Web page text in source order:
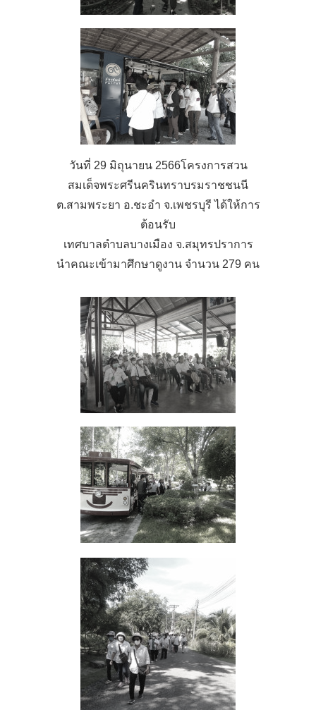
วันที่ 29 มิถุนายน 2566โครงการสวน
สมเด็จพระศรีนครินทราบรมราชชนนี
ต.สามพระยา อ.ชะอำ จ.เพชรบุรี ได้ให้การ
ต้อนรับ
เทศบาลตำบลบางเมือง จ.สมุทรปราการ
นำคณะเข้ามาศึกษาดูงาน จำนวน 279 คน